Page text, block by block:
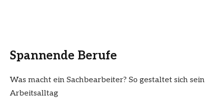
Spannende Berufe
Was macht ein Sachbearbeiter? So gestaltet sich sein
Arbeitsalltag